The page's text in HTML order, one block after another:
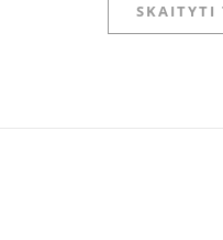
SKAITYTI